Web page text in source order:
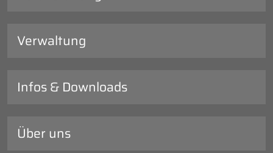
Verwaltung
Infos & Downloads
Über uns